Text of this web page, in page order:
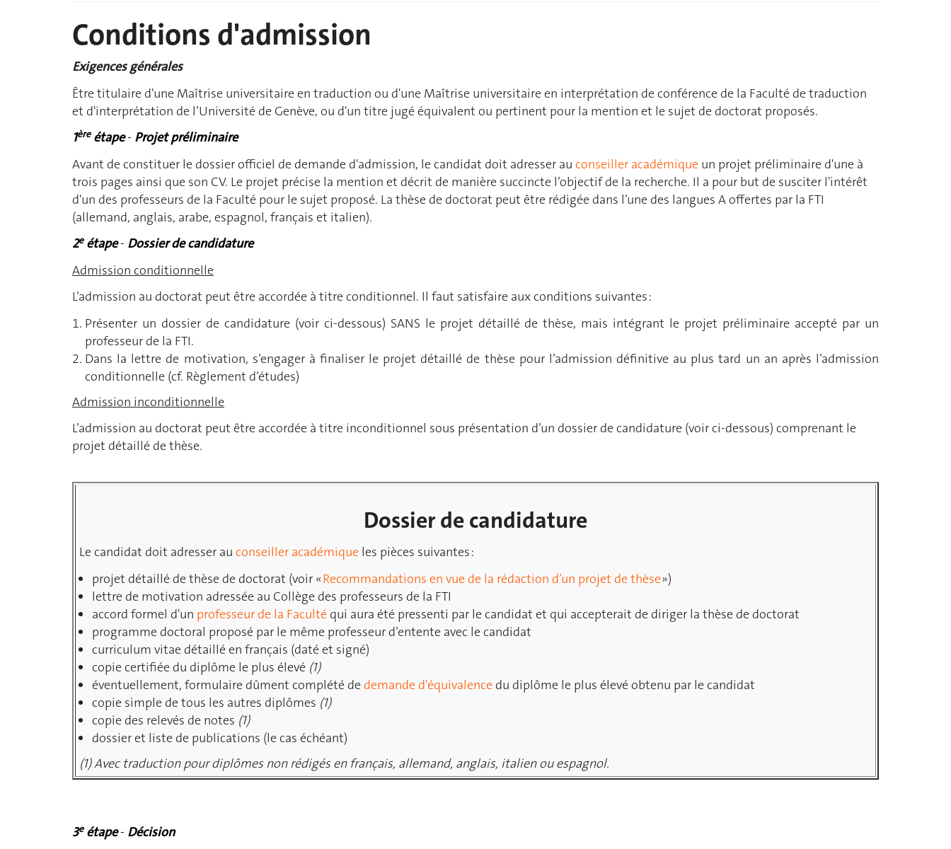
Conditions d'admission
Exigences générales
Être titulaire d'une Maîtrise universitaire en traduction ou d'une Maîtrise universitaire en interprétation de conférence de la Faculté de traduction
et d'interprétation de l’Université de Genève, ou d'un titre jugé équivalent ou pertinent pour la mention et le sujet de doctorat proposés.
1èreétape- Projet préliminaire
Avant de constituer le dossier officiel de demande d'admission, le candidat doit adresser au conseiller académique un projet préliminaire d'une à
trois pages ainsi que son CV. Le projet précise la mention et décrit de manière succincte l’objectif de la recherche. Il a pour but de susciter l'intérêt
d'un des professeurs de la Faculté pour le sujet proposé. La thèse de doctorat peut être rédigée dans l’une des langues A offertes par la FTI
(allemand, anglais, arabe, espagnol, français et italien).
2eétape- Dossier de candidature
Admission conditionnelle
L’admission au doctorat peut être accordée à titre conditionnel. Il faut satisfaire aux conditions suivantes :
Présenter un dossier de candidature (voir ci-dessous) SANS le projet détaillé de thèse, mais intégrant le projet préliminaire accepté par un
professeur de la FTI.
Dans la lettre de motivation, s’engager à finaliser le projet détaillé de thèse pour l’admission définitive au plus tard un an après l’admission
conditionnelle (cf. Règlement d’études)
Admission inconditionnelle
L’admission au doctorat peut être accordée à titre inconditionnel sous présentation d’un dossier de candidature (voir ci-dessous) comprenant le
projet détaillé de thèse.
Dossier de candidature
Le candidat doit adresser au conseiller académique les pièces suivantes :
projet détaillé de thèse de doctorat (voir «Recommandations en vue de la rédaction d’un projet de thèse»)
lettre de motivation adressée au Collège des professeurs de la FTI
accord formel d'un professeur de la Faculté qui aura été pressenti par le candidat et qui accepterait de diriger la thèse de doctorat
programme doctoral proposé par le même professeur d’entente avec le candidat
curriculum vitae détaillé en français (daté et signé)
copie certifiée du diplôme le plus élevé (1)
éventuellement, formulaire dûment complété de demande d'équivalence du diplôme le plus élevé obtenu par le candidat
copie simple de tous les autres diplômes (1)
copie des relevés de notes (1)
dossier et liste de publications (le cas échéant)
(1) Avec traduction pour diplômes non rédigés en français, allemand, anglais, italien ou espagnol.
3eétape- Décision